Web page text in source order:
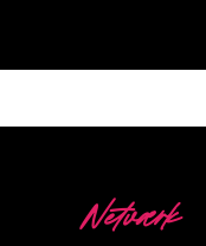
Netværk